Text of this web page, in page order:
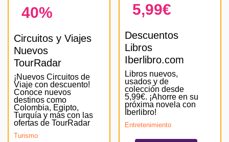
40%
Circuitos y Viajes
Nuevos
TourRadar
¡Nuevos Circuitos de
Viaje con descuento!
Conoce nuevos
destinos como
Colombia, Egipto,
Turquía y más con las
ofertas de TourRadar
Turismo
5,99€
Descuentos
Libros
Iberlibro.com
Libros nuevos,
usados y de
colección desde
5,99€. ¡Ahorre en su
próxima novela con
Iberlibro!
Entretenimiento